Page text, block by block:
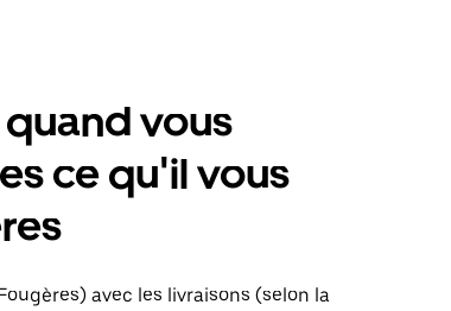
vous
ce qu'il vous
avec les livraisons (selon la